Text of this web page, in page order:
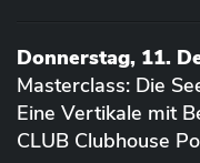
Donnerstag, 11.
Masterclass: Die
Eine Vertikale mit
CLUB Clubhouse